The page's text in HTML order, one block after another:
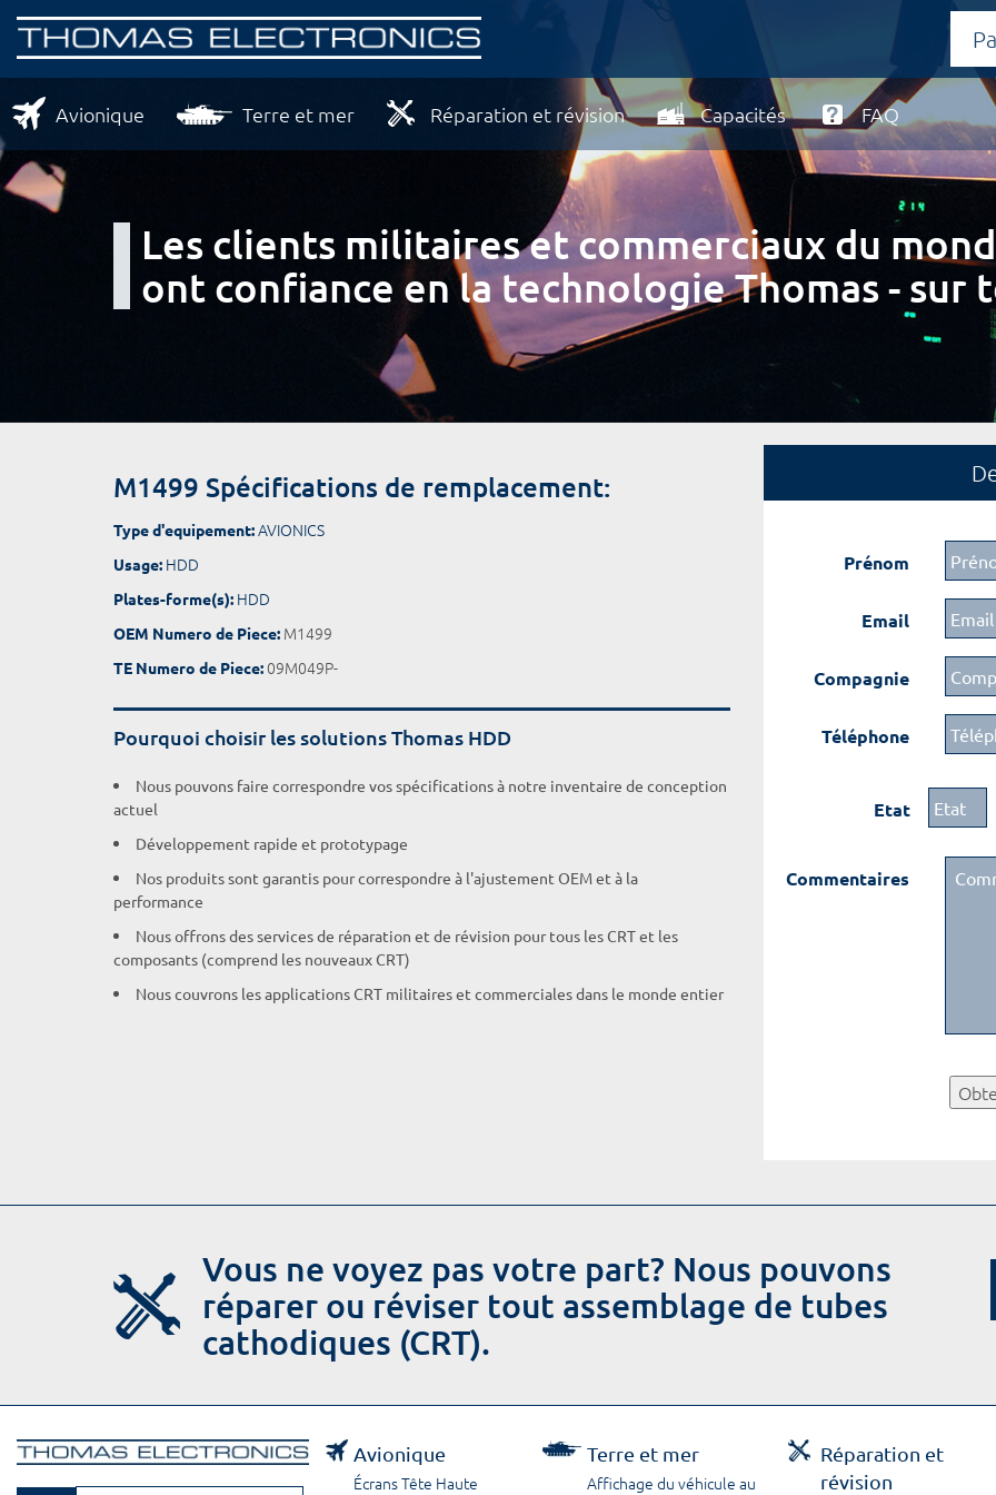
Avionique Terre et mer Réparation et révision Capacités FAQ
Les clients militaires et commerciaux du
ont confiance en la technologie Thomas - sur
M1499 Spécifications de remplacement:
Type d'equipement:AVIONICS
Usage: HDD
Plates-forme(s): HDD
OEM Numero de Piece: M1499
TE Numero de Piece:09M049P-
Pourquoi choisir les solutions Thomas HDD
Nous pouvons faire correspondre vos spécifications à notre inventaire de conception
actuel
Développement rapide et prototypage
Nos produits sont garantis pour correspondre à l'ajustement OEM et à la
performance
Nous offrons des services de réparation et de révision pour tous les CRT et les
composants (comprend les nouveaux CRT)
Nous couvrons les applications CRT militaires et commerciales dans le monde entier
Prénom
Email
Compagnie
Téléphone
Etat
Commentaires
Vous ne voyez pas votre part? Nous pouvons
réparer ou réviser tout assemblage de tubes
cathodiques (CRT).
Avionique
Écrans Tête Haute
Terre et mer
Affichage du véhicule au
Réparation et
révision